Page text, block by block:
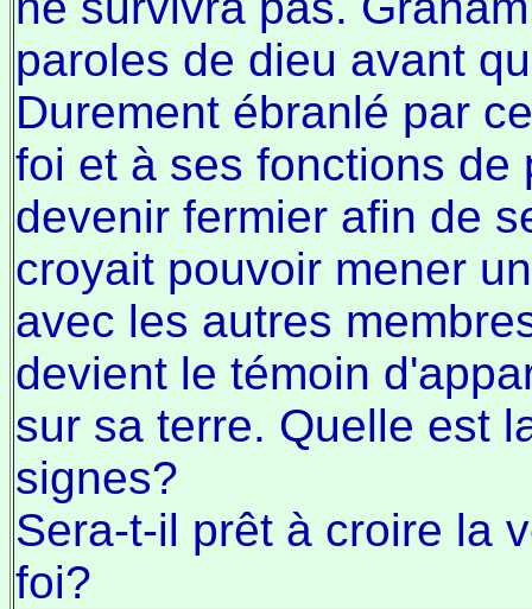
paroles de dieu avant
Durement ébranlé par
foi et à ses fonctions de
devenir fermier afin de
croyait pouvoir mener
avec les autres
devient le témoin
sur sa terre. Quelle est
signes?
Sera-t-il prêt à croire la
foi?